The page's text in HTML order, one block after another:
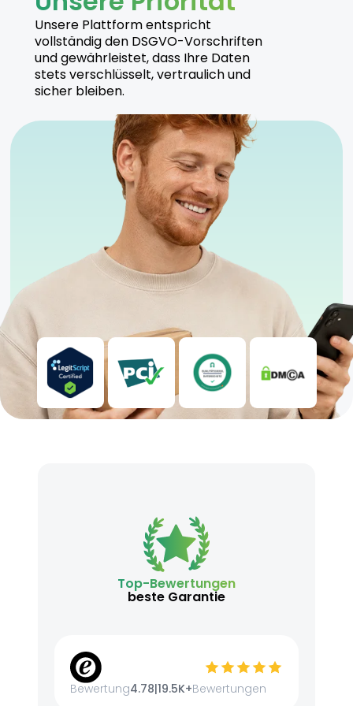
Hersteller
Tilray stellt Porto Island Sweet Skunk unter
höchsten Qualitätsstandards her, um eine
zuverlässige und sichere Anwendung zu
Sicherheitshinweise
Kühl und trocken lagern
Nur für erfahrene Nutzer geeignet
Anwendung unter ärztlicher Aufsicht empfohlen
Unsere Plattform entspricht
vollständig den DSGVO-Vorschriften
und gewährleistet, dass Ihre Daten
stets verschlüsselt, vertraulich und
sicher bleiben.
Top-Bewertungen
beste Garantie
Bewertung4.78|19.5K+Bewertungen